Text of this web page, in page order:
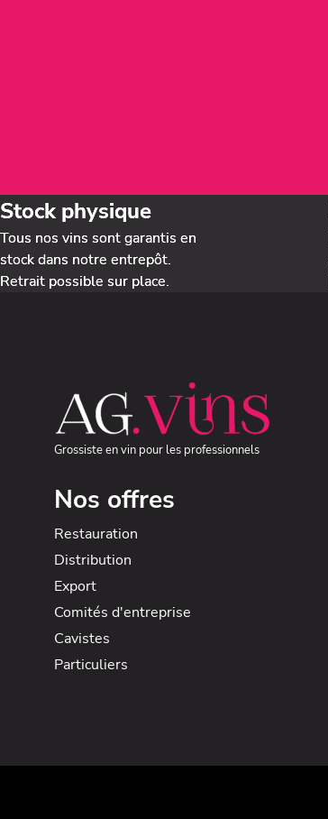
Stock physique
Tous nos vins sont garantis en
stock dans notre entrepôt.
Retrait possible sur place.
Grossiste en vin pour les professionnels
Nos offres
Restauration
Distribution
Export
Comités d'entreprise
Cavistes
Particuliers